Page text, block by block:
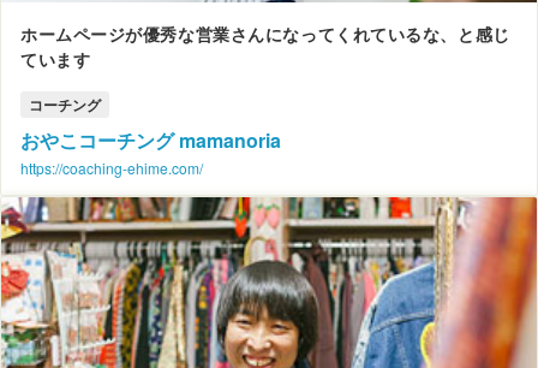
ホームページが優秀な営業さんになってくれているな、と感じ
ています
コーチング
おやこコーチング mamanoria
https://coaching-ehime.com/